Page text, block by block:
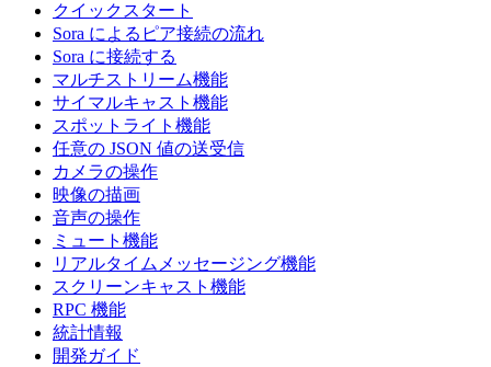
クイックスタート
Sora によるピア接続の流れ
Sora に接続する
マルチストリーム機能
サイマルキャスト機能
スポットライト機能
任意の JSON 値の送受信
カメラの操作
映像の描画
音声の操作
ミュート機能
リアルタイムメッセージング機能
スクリーンキャスト機能
RPC 機能
統計情報
開発ガイド